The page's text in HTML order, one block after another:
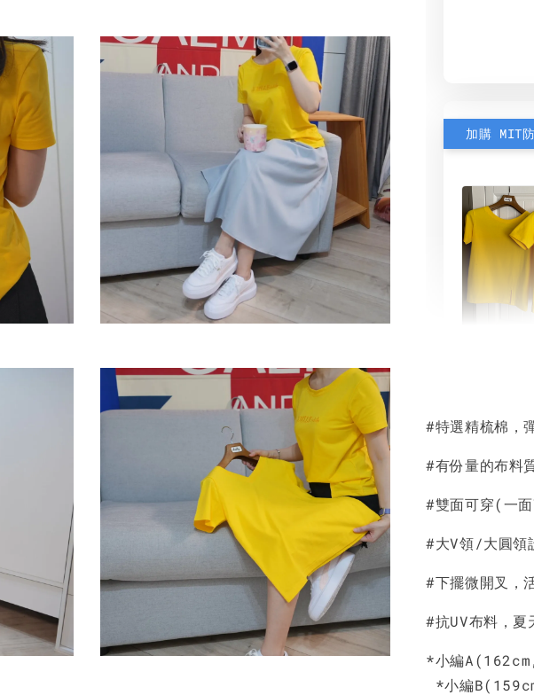
加購 MIT
NT$ 190
NT$ 450
#特選精梳棉，
#有份量的布料
#雙面可穿(一
#大V領/大圓領
#下擺微開叉，
#抗UV布料，夏
*小編
*小編